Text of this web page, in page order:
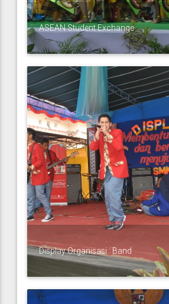
ASEAN Student Exchange
Display Organisasi : Band